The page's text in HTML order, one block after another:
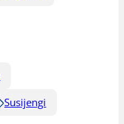
Susijengi